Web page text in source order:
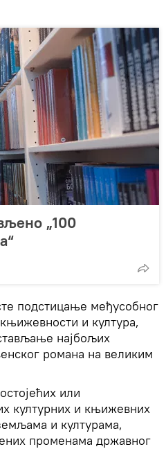
„100
подстицање међусобног
и култура,
најбољих
романа на великим
или
културних и књижевних
и културама,
променама државног